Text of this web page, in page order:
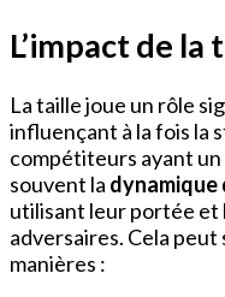
L’impact de
La taille joue un rôle
influençant à la fois la
compétiteurs ayant
souvent la dynamique
utilisant leur portée
adversaires. Cela
manières :